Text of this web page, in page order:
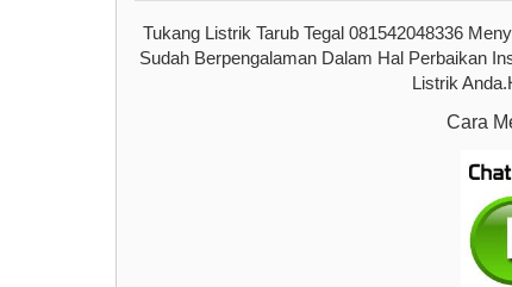
Tukang Listrik Tarub Tegal 081542048336
Sudah Berpengalaman Dalam Hal Perbaikan
Listrik
Cara